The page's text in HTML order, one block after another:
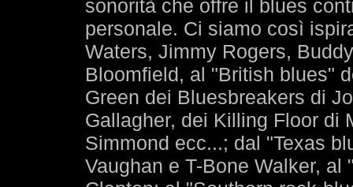
sonorità che offre il blues
personale. Ci siamo così
Waters, Jimmy Rogers,
Bloomfield, al "British blues"
Green dei Bluesbreakers di
Gallagher, dei Killing Floor di
Simmond ecc...; dal "Texas
Vaughan e T-Bone Walker,